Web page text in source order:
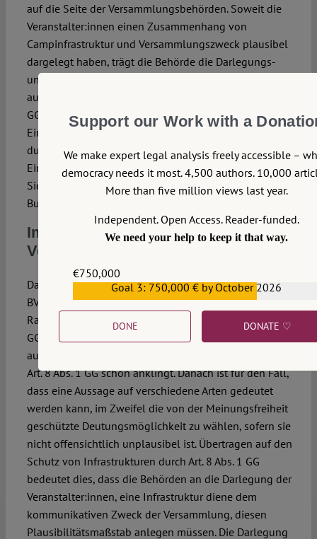
auf die Seite der Versammlungsbehörden. Soweit die
Veranstalter:innen einen Zusammenhang von
Campinfrastruktur und Versammlungszweck plausibel
dargelegt haben, trägt die Behörde die Darlegungs-
und Beweislast für mögliche Einschränkungen. Denn
auch wenn Protestcamps dem Schutz von Art. 8 Abs. 1
GG unterstellt werden, ist dieser Schutz nicht absolut.
Einschränkungen bleiben stets möglich, insbesondere
durch versammlungsrechtliche Auflagen, wenn im
Einzelfall eine unmittelbare Gefahr für die öffentliche
Sicherheit oder Ordnung vorliegt, vgl. § 15 Abs. 1 VersG
Bund.
Im Zweifel für die
Versammlungsfreiheit
Das Gebot meinungsfreundlicher Auslegung (vgl.
BVerfGE 7, 198 (212); BVerfGE 93, 266 (294 f.)) im
Rahmen der Meinungsfreiheit (Art. 5 Abs. 1 S. 1 Hs. 1
GG), gibt eine übertragungsfähige Dogmatik vor, die
auch in der Rechtsprechung des BVerwG und BVerfG zu
Art. 8 Abs. 1 GG schon anklingt. Danach ist für den Fall,
dass eine Aussage auf verschiedene Arten gedeutet
werden kann, im Zweifel die von der Meinungsfreiheit
geschützte Deutungsmöglichkeit zu wählen, sofern sie
nicht offensichtlich unplausibel ist. Übertragen auf den
Schutz von Infrastrukturen durch Art. 8 Abs. 1 GG
bedeutet dies, dass die Behörden an die Darlegung der
Veranstalter:innen, eine Infrastruktur diene dem
kommunikativen Zweck der Versammlung, diesen
Plausibilitätsmaßstab anlegen müssen. Die Darlegung
Support our Work with a
We make expert legal analysis freely accessible –
democracy needs it most. 4,500 authors. 10,000
More than five million views last year.
Independent. Open Access. Reader-funded.
We need your help to keep it that way.
€750,000
€559,159Goal 3: 750,000 € by October 2026
DONE DONATE ♡